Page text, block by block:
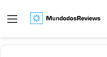
Menu